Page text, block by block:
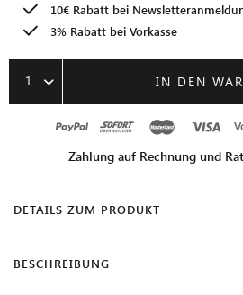
10€ Rabatt bei
3% Rabatt bei Vorkasse
1 IN DEN
Zahlung auf Rechnung und
DETAILS ZUM PRODUKT
BESCHREIBUNG